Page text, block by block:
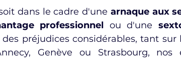
dans le cadre d'une arnaque aux
professionnel ou d'une
des préjudices considérables, tant
Genève ou Strasbourg,